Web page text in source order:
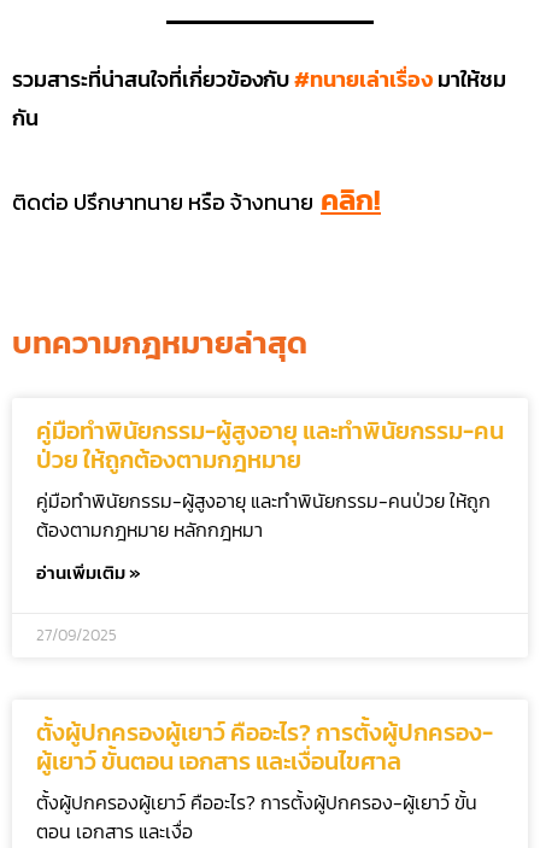
รวมสาระที่น่าสนใจที่เกี่ยวข้องกับ#ทนายเล่าเรื่องมาให้ชม
กัน
ติดต่อ ปรึกษาทนาย หรือ จ้างทนาย คลิก!
บทความกฎหมายล่าสุด
คู่มือทำพินัยกรรม-ผู้สูงอายุ และทำพินัยกรรม-คน
ป่วย ให้ถูกต้องตามกฎหมาย
คู่มือทำพินัยกรรม-ผู้สูงอายุ และทำพินัยกรรม-คนป่วย ให้ถูก
ต้องตามกฎหมาย หลักกฎหมา
อ่านเพิ่มเติม »
27/09/2025
ตั้งผู้ปกครองผู้เยาว์ คืออะไร? การตั้งผู้ปกครอง-
ผู้เยาว์ ขั้นตอน เอกสาร และเงื่อนไขศาล
ตั้งผู้ปกครองผู้เยาว์ คืออะไร? การตั้งผู้ปกครอง-ผู้เยาว์ ขั้น
ตอน เอกสาร และเงื่อ